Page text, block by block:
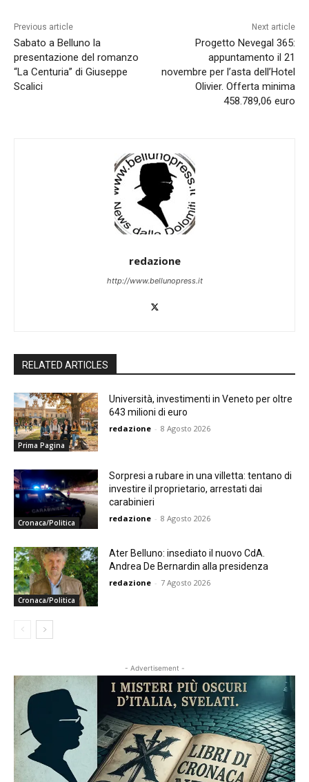
Previous article
Sabato a Belluno la
presentazione del romanzo
“La Centuria” di Giuseppe
Scalici
Next article
Progetto Nevegal 365:
appuntamento il 21
novembre per l’asta dell’Hotel
Olivier. Offerta minima
458.789,06 euro
redazione
http://www.bellunopress.it
RELATED ARTICLES
Prima Pagina
Università, investimenti in Veneto per oltre
643 milioni di euro
redazione - 8 Agosto 2026
Cronaca/Politica
Sorpresi a rubare in una villetta: tentano di
investire il proprietario, arrestati dai
carabinieri
redazione - 8 Agosto 2026
Cronaca/Politica
Ater Belluno: insediato il nuovo CdA.
Andrea De Bernardin alla presidenza
redazione - 7 Agosto 2026
- Advertisement -